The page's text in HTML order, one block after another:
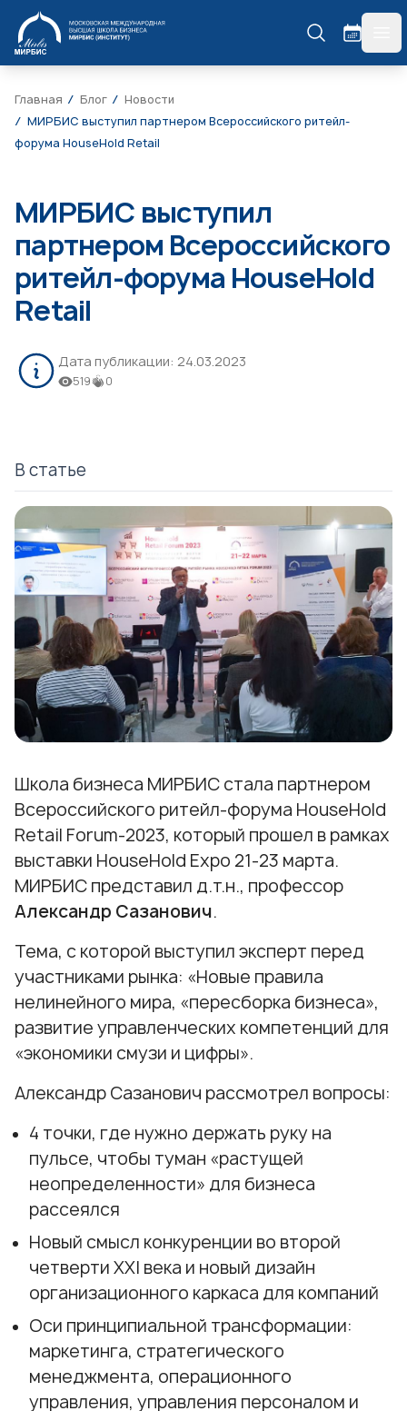
МИРБИС
Главная Блог
Новости
МИРБИС выступил партнером Всероссийского ритейл-
форума HouseHold Retail
МИРБИС выступил
партнером Всероссийского
ритейл-форума HouseHold
Retail
Дата публикации: 24.03.2023
519 0
В статье
Школа бизнеса МИРБИС стала партнером
Всероссийского ритейл-форума HouseHold
Retail Forum-2023, который прошел в рамках
выставки HouseHold Expo 21-23 марта.
МИРБИС представил д.т.н., профессор
Александр Сазанович.
Тема, с которой выступил эксперт перед
участниками рынка: «Новые правила
нелинейного мира, «пересборка бизнеса»,
развитие управленческих компетенций для
«экономики смузи и цифры».
Александр Сазанович рассмотрел вопросы:
4 точки, где нужно держать руку на
пульсе, чтобы туман «растущей
неопределенности» для бизнеса
рассеялся
Новый смысл конкуренции во второй
четверти XXI века и новый дизайн
организационного каркаса для компаний
Оси принципиальной трансформации:
маркетинга, стратегического
менеджмента, операционного
управления, управления персоналом и